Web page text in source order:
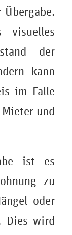
der
kann
im Falle
und
ist es
zu
oder
Dies wird